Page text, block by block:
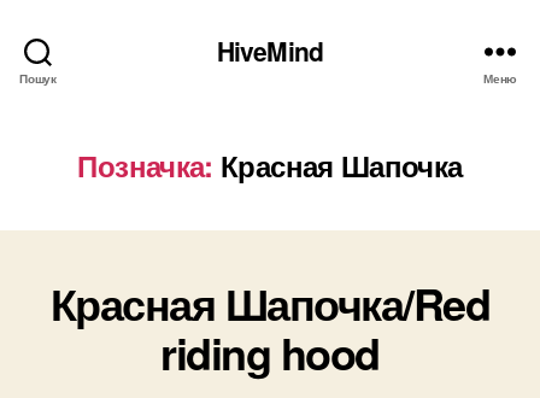
Пошук
HiveMind
Меню
Позначка: Красная Шапочка
Красная Шапочка/Red
riding hood